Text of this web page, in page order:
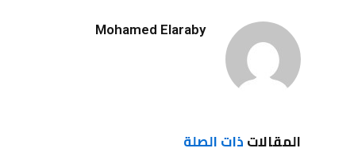
Mohamed Elaraby
المقالاتذات الصلة